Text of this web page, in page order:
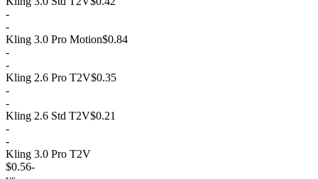
-
-
Kling 3.0 Pro Motion$0.84
-
-
Kling 2.6 Pro T2V$0.35
-
-
Kling 2.6 Std T2V$0.21
-
-
Kling 3.0 Pro T2V
$0.56-